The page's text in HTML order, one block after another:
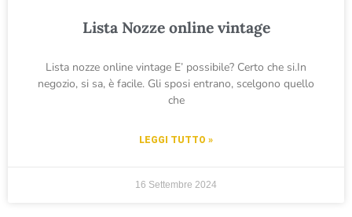
Lista Nozze online vintage
Lista nozze online vintage E’ possibile? Certo che si.In
negozio, si sa, è facile. Gli sposi entrano, scelgono quello
che
LEGGI TUTTO »
16 Settembre 2024